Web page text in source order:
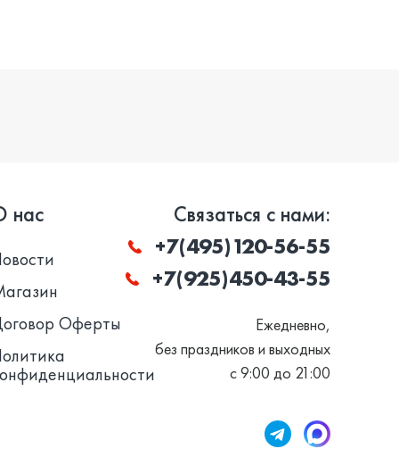
нас
Оферты
Связаться с нами:
+7(495)120-56-55
+7(925)450-43-55
Ежедневно,
без праздников и выходных
с 9:00 до 21:00